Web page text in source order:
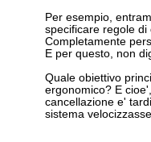
Per esempio,
specificare regole di
Completamente
E per questo, non
Quale obiettivo
ergonomico? E
cancellazione e'
sistema